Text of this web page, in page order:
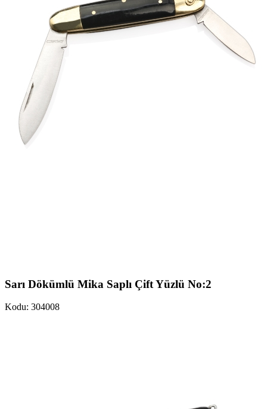
Sarı Dökümlü Mika Saplı Çift Yüzlü No:2
Kodu: 304008